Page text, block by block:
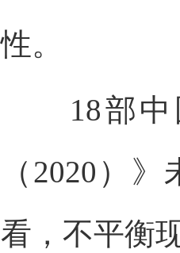
性。
18部中
（2020）
看，不平衡